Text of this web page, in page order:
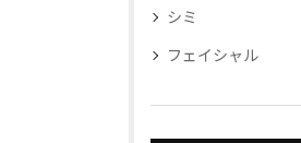
シミ
フェイシャル